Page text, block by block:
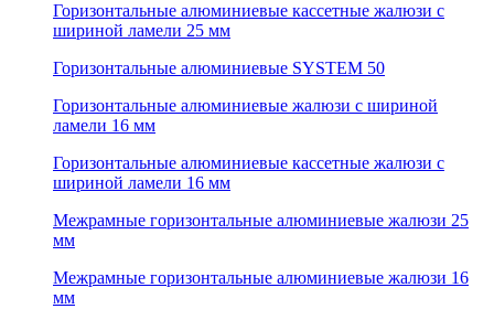
Горизонтальные алюминиевые кассетные жалюзи с
шириной ламели 25 мм
Горизонтальные алюминиевые SYSTEM 50
Горизонтальные алюминиевые жалюзи с шириной
ламели 16 мм
Горизонтальные алюминиевые кассетные жалюзи с
шириной ламели 16 мм
Межрамные горизонтальные алюминиевые жалюзи 25
мм
Межрамные горизонтальные алюминиевые жалюзи 16
мм